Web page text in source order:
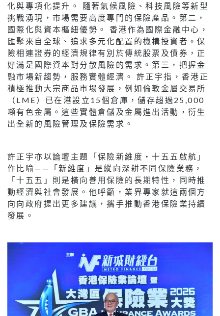
化與專項化提升。 隨著氣候風險、科技風險等新型
挑戰湧現，市場需要高度專門的保險產品。第二，
國際化與資本樞紐優勢。 香港作為國際金融中心，
匯聚來自全球、追求多元化配置的機構投資者。保
險相連證券的經濟規律有別於傳統股票及債券，正
好滿足國際資本對分散風險的需求。第三，把握金
融市場新趨勢，服務實體經濟。 許正宇指，香港正
積極推動大宗商品市場發展，例如倫敦金屬交易所
（LME）已在港設立15個倉庫，儲存超過25,000
噸有色金屬。這些實體倉儲及金屬進出活動，衍生
出全新的風險管理及保險需求。
許正宇亦以論壇主題「保險新維度・十五五啟航」
作比喻——「新維度」是縱向深耕不同保險業務，
「十五五」則是橫向善用保險的長期特性，同時推
動經濟與社會發展。他呼籲，業界專家就這兩個方
向向政府提出更多建議，攜手推動香港保險業持續
發展。